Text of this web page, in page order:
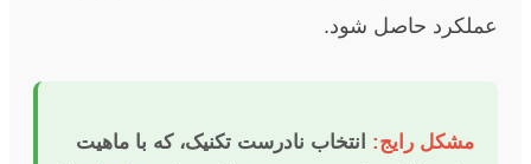
عملکرد حاصل شود.
مشکل رایج: انتخاب نادرست تکنیک، که با ماهیت